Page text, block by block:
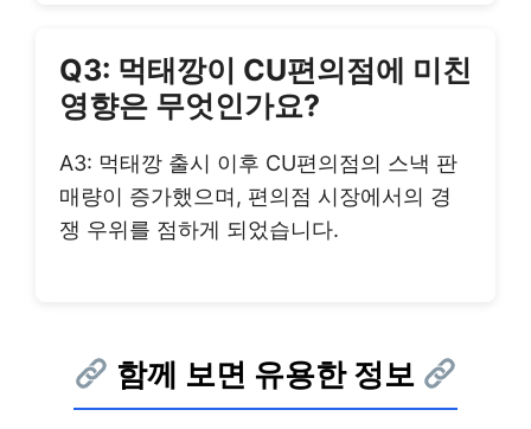
Q3: 먹태깡이 CU편의점에 미친
영향은 무엇인가요?
A3: 먹태깡 출시 이후 CU편의점의 스낵 판
매량이 증가했으며, 편의점 시장에서의 경
쟁 우위를 점하게 되었습니다.
함께 보면 유용한 정보